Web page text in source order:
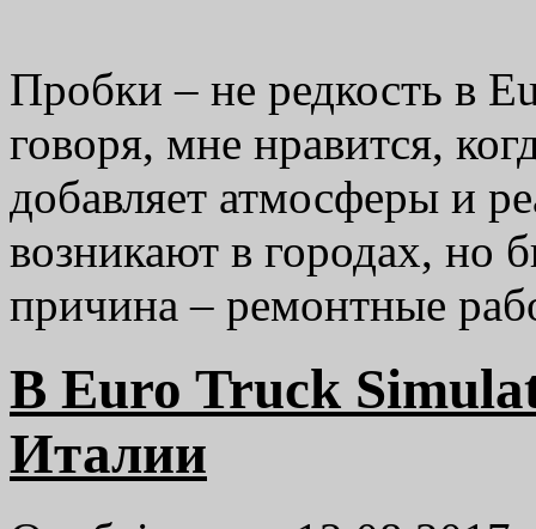
Пробки – не редкость в
говоря, мне нравится,
добавляет атмосферы и
возникают в городах, но
причина – ремонтные
В Euro Truck
Италии